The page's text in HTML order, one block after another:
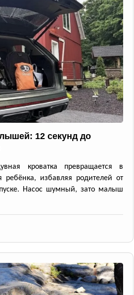
12 секунд до
кроватка превращается в
ребёнка, избавляя родителей от
Насос шумный, зато малыш